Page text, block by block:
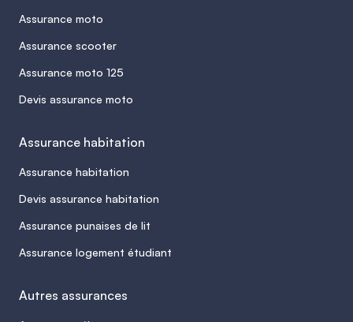
Assurance moto
Assurance scooter
Assurance moto 125
Devis assurance moto
Assurance habitation
Assurance habitation
Devis assurance habitation
Assurance punaises de lit
Assurance logement étudiant
Autres assurances